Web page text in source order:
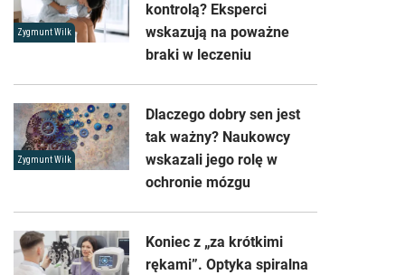
Zygmunt Wilk
kontrolą? Eksperci
wskazują na poważne
braki w leczeniu
Zygmunt Wilk
Dlaczego dobry sen jest
tak ważny? Naukowcy
wskazali jego rolę w
ochronie mózgu
Koniec z „za krótkimi
rękami”. Optyka spiralna